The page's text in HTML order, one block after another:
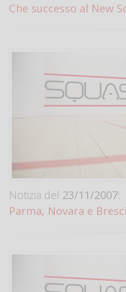
Che successo al New
Notizia del 23/11/2007:
Parma, Novara e